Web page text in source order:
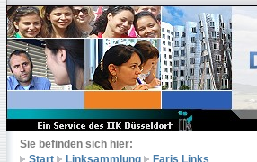
Sie befinden sich hier:
Start
Linksammlung Faris Links